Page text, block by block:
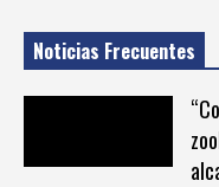
Noticias Frecuentes